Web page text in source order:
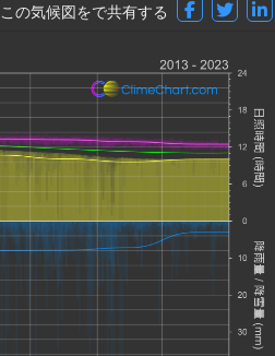
この気候図をで共有する